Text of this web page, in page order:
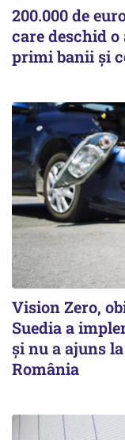
200.000 de
care deschid o
primi banii și
Vision Zero,
Suedia a
şi nu a ajuns
România